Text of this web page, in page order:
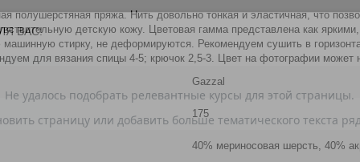
полушерстяная пряжа. Нить довольно тонкая и эластичная, что
детскую кожу. Цветовая гамма представлена как
стирку, не деформируются. Рекомендуем сушить в
для вязания спицы 4-5; крючок 2,5-3. Цвет на фотографии может
Gazzal
175
40% мериносовая шерсть, 40%
ВАС!